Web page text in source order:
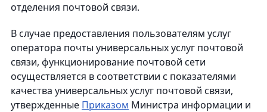
отделения почтовой связи.
В случае предоставления пользователям услуг
оператора почты универсальных услуг почтовой
связи, функционирование почтовой сети
осуществляется в соответствии с показателями
качества универсальных услуг почтовой связи,
утвержденные Приказом Министра информации и